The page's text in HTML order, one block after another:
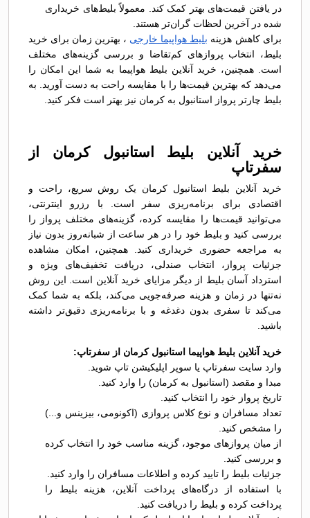
در یافتن قیمت‌های بهتر کمک کند. معمولاً بلیط‌های خریداری
شده در آخرین لحظات گران‌تر هستند.
برای کاهش هزینه‌ بلیط هواپیما خارجی ، بهترین زمان برای خرید
بلیط، انتخاب پروازهای کم‌تقاضا و بررسی گزینه‌های مختلف
است. همچنین، خرید آنلاین بلیط هواپیما به شما این امکان را
می‌دهد که بهترین قیمت‌ها را با مقایسه راحت به دست آورید. به
بلیط چارتر پرواز استانبول به کرمان نیز بهتر است فکر کنید.
خرید آنلاین بلیط استانبول کرمان از
سفرتاپ
خرید آنلاین بلیط استانبول کرمان یک روش سریع، راحت و
اقتصادی برای برنامه‌ریزی سفر است. با رزرو اینترنتی،
می‌توانید قیمت‌ها را مقایسه کرده، گزینه‌های مختلف پرواز را
بررسی کنید و بلیط خود را در هر ساعت از شبانه‌روز بدون نیاز
به مراجعه حضوری خریداری کنید. همچنین، امکان مشاهده
جزئیات پرواز، انتخاب صندلی، دریافت تخفیف‌های ویژه و
استرداد آسان بلیط از دیگر مزایای خرید آنلاین است. این روش
نه‌تنها در زمان و هزینه صرفه‌جویی می‌کند، بلکه به شما کمک
می‌کند تا سفری بدون دغدغه و با برنامه‌ریزی دقیق‌تر داشته
باشید.
خرید آنلاین بلیط هواپیما استانبول کرمان از سفرتاپ:
وارد سایت سفرتاپ یا سوپر اپلیکیشن تاپ شوید.
مبدا و مقصد (استانبول به کرمان) را وارد کنید.
تاریخ پرواز خود را انتخاب کنید.
تعداد مسافران و نوع کلاس پروازی (اکونومی، بیزینس و...)
را مشخص کنید.
از میان پروازهای موجود، گزینه مناسب خود را انتخاب کرده
و بررسی کنید.
جزئیات بلیط را تایید کرده و اطلاعات مسافران را وارد کنید.
با استفاده از درگاه‌های پرداخت آنلاین، هزینه بلیط را
پرداخت کرده و بلیط را دریافت کنید.